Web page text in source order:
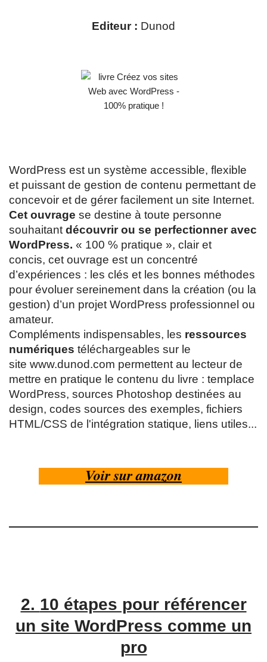
Editeur : Dunod
WordPress est un système accessible, flexible
et puissant de gestion de contenu permettant de
concevoir et de gérer facilement un site Internet.
Cet ouvrage se destine à toute personne
souhaitant découvrir ou se perfectionner avec
WordPress. « 100 % pratique », clair et
concis, cet ouvrage est un concentré
d’expériences : les clés et les bonnes méthodes
pour évoluer sereinement dans la création (ou la
gestion) d’un projet WordPress professionnel ou
amateur.
Compléments indispensables, les ressources
numériques téléchargeables sur le
site www.dunod.com permettent au lecteur de
mettre en pratique le contenu du livre : templace
WordPress, sources Photoshop destinées au
design, codes sources des exemples, fichiers
HTML/CSS de l'intégration statique, liens utiles...
Voir sur amazon
2. 10 étapes pour référencer
un site WordPress comme un
pro